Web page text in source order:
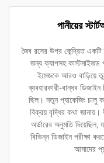
পানীয়ের
জৈব রসের উপর কেন্দ্রিত একটি
জন্য ক্যাপসহ কাস্টমাইজড
ইমেজকে আরও বাড়িয়ে
ব্যবহারকারী-বান্ধব
ছিল। নতুন প্যাকেজিং চালু
বিক্রয় বৃদ্ধির কথা জানায়।
অর্ডারের অনুমতি
বিভিন্ন ডিজাইন পরীক্ষা
আমাদের